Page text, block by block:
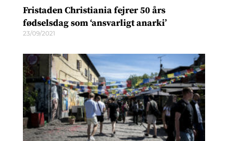
Fristaden Christiania fejrer 50 års
fødselsdag som ‘ansvarligt anarki’
23/09/2021